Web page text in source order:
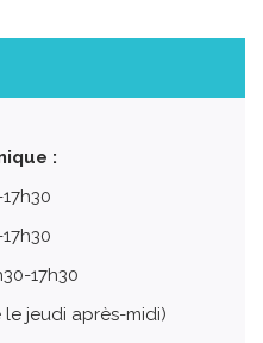
:
17h30
le jeudi après-midi)